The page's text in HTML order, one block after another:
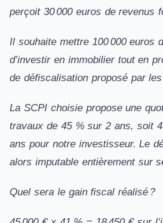
perçoit 30 000 euros de revenus
Il souhaite mettre 100 000 euros
d’investir en immobilier tout en
de défiscalisation proposé par
La SCPI choisie propose une
travaux de 45 % sur 2 ans, soit
ans pour notre investisseur. Le
alors imputable entièrement sur
Quel sera le gain fiscal réalisé ?